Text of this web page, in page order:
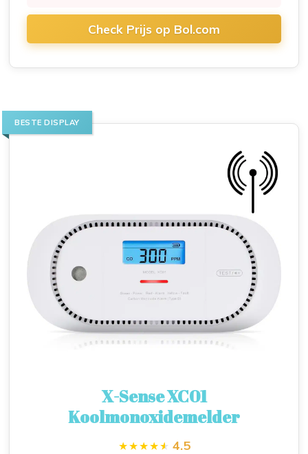
Check Prijs op Bol.com
BESTE DISPLAY
X-Sense XC01
Koolmonoxidemelder
4.5